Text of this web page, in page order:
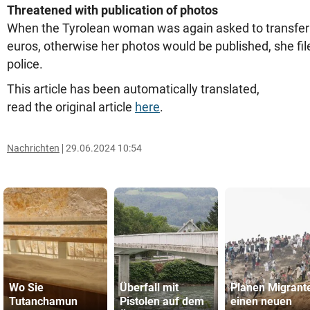
Threatened with publication of photos
When the Tyrolean woman was again asked to
euros, otherwise her photos would be published, she
police.
This article has been automatically translated,
read the original article here.
Nachrichten 29.06.2024 10:54
Wo Sie
Tutanchamun
Überfall mit
Pistolen auf dem
Planen
einen neuen